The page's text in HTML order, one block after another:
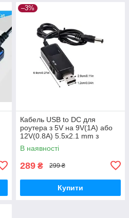
–3%
Кабель USB to DC для
роутера з 5V на 9V(1A) або
12V(0.8A) 5.5х2.1 mm з
перемикачем
В наявності
289 ₴ 299 ₴
Купити